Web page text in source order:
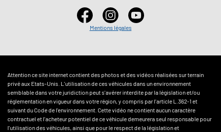
Mentions légales
Attention ce site internet contient des photos et des vidéos réalisées sur terrain
privé aux Etats-Unis. L'utilisation de ces véhicules dans un environnement
semblable dans votre juridiction peut s'avérer interdite par la législation et/ou
réglementation en vigueur dans votre région, y compris par l'article L.362-1 et
suivant du Code de l'environnement. Cette vidéo ne contient aucun caractère
contractuel et l'acheteur potentiel de ce véhicule demeurera seul responsable pour
l'utilisation des véhicules, ainsi que pour le respect de la législation et